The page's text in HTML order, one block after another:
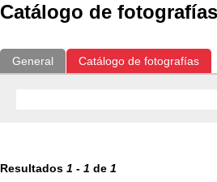
Catálogo de fotografías
General Catálogo de fotografías
Resultados 1 - 1 de 1